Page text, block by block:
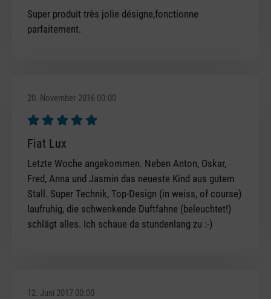
Super produit très jolie désigne,fonctionne
parfaitement.
20. November 2016 00:00
Bewertung mit 5 von 5 Sternen
Fiat Lux
Letzte Woche angekommen. Neben Anton, Oskar,
Fred, Anna und Jasmin das neueste Kind aus gutem
Stall. Super Technik, Top-Design (in weiss, of course)
laufruhig, die schwenkende Duftfahne (beleuchtet!)
schlägt alles. Ich schaue da stundenlang zu :-)
12. Juni 2017 00:00